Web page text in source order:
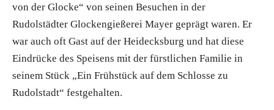
von der Glocke“ von seinen Besuchen in der
Rudolstädter Glockengießerei Mayer geprägt waren. Er
war auch oft Gast auf der Heidecksburg und hat diese
Eindrücke des Speisens mit der fürstlichen Familie in
seinem Stück „Ein Frühstück auf dem Schlosse zu
Rudolstadt“ festgehalten.